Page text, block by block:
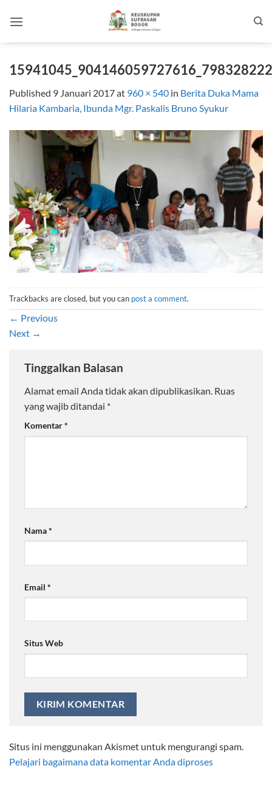
Published 9 Januari 2017at 960 × 540 in Berita Duka Mama
Hilaria Kambaria, Ibunda Mgr. Paskalis Bruno Syukur
Trackbacks are closed, but you can post a comment.
← Previous
Next →
Tinggalkan Balasan
Alamat email Anda tidak akan dipublikasikan. Ruas
yang wajib ditandai *
Komentar*
Nama*
Email *
Situs Web
Situs ini menggunakan Akismet untuk mengurangi spam.
Pelajari bagaimana data komentar Anda diproses